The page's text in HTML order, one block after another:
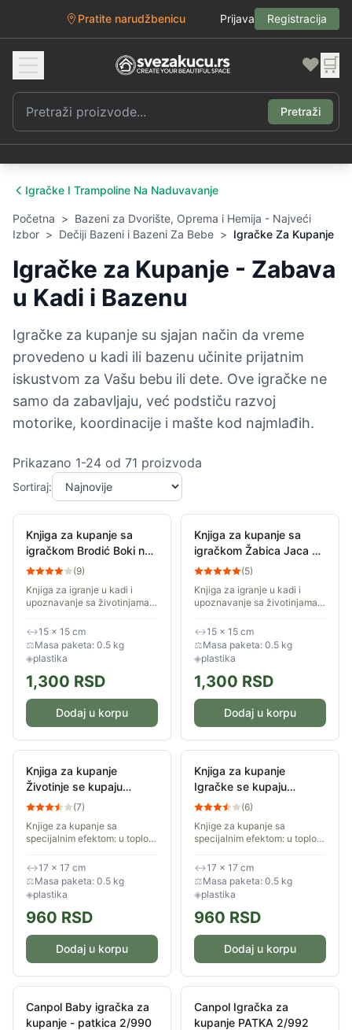
Pratite narudžbenicu Prijava Registracija
❤️ 🛒
Pretraži
Igračke I Trampoline Na Naduvavanje
Početna > Bazeni za Dvorište, Oprema i Hemija - Najveći
Izbor > Dečiji Bazeni i Bazeni Za Bebe > Igračke Za Kupanje
Igračke za Kupanje - Zabava
u Kadi i Bazenu
Igračke za kupanje su sjajan način da vreme
provedeno u kadi ili bazenu učinite prijatnim
iskustvom za Vašu bebu ili dete. Ove igračke ne
samo da zabavljaju, već podstiču razvoj
motorike, koordinacije i mašte kod najmlađih.
Prikazano 1-24 od 71 proizvoda
Sortiraj:
Knjiga za kupanje sa
igračkom Brodić Boki na
talasima Kreativni centar
(9)
Knjiga za igranje u kadi i
upoznavanje sa životinjama
sadrži i poklon igračku.
↔15 × 15 cm
⚖Masa paketa: 0.5 kg
◈plastika
1,300 RSD
Dodaj u korpu
Knjiga za kupanje sa
igračkom Žabica Jaca na
plaži Kreativni centar
(5)
Knjiga za igranje u kadi i
upoznavanje sa životinjama
sadrži i poklon igračku.
↔15 × 15 cm
⚖Masa paketa: 0.5 kg
◈plastika
1,300 RSD
Dodaj u korpu
Knjiga za kupanje
Životinje se kupaju
Kreativni centar
(7)
Knjige za kupanje sa
specijalnim efektom: u toploj
Najmlađi čitaoci će uživati u
zajedničkom kupanju s
junacima ove...
↔17 × 17 cm
⚖Masa paketa: 0.5 kg
◈plastika
960 RSD
Dodaj u korpu
Knjiga za kupanje
Igračke se kupaju
Kreativni centar
(6)
Knjige za kupanje sa
specijalnim efektom: u toploj
Najmlađi čitaoci će uživati u
zajedničkom kupanju s
junacima ove...
↔17 × 17 cm
⚖Masa paketa: 0.5 kg
◈plastika
960 RSD
Dodaj u korpu
Canpol Baby igračka za
kupanje - patkica 2/990
Canpol Igračka za
kupanje PATKA 2/992